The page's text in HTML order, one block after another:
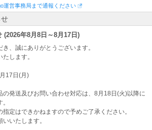
運営事務局まで通報ください
(2026年8月8日～8月17日)
、誠にありがとうございます。
します。
17日(月)
の発送及びお問い合わせ対応は、8月18日(火)以降に
定はできかねますので予めご了承ください。
いたします。